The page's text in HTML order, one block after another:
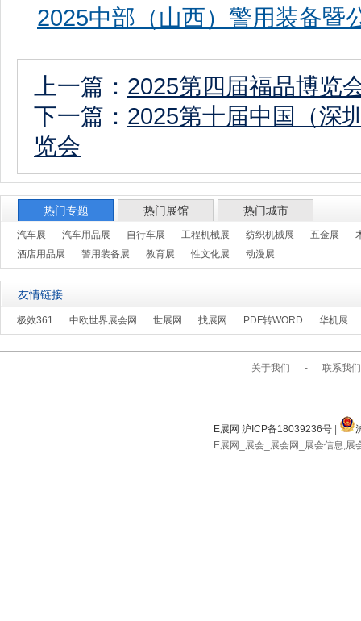
2025中部（山西）警用装备暨
上一篇： 2025第四届福品博览
下一篇： 2025第十届中国（深
览会
热门专题 热门展馆 热门城市
汽车展 汽车用品展 自行车展 工程机械展 纺织机械展 五金展
酒店用品展
警用装备展 教育展 性文化展 动漫展
友情链接
极效361 中欧世界展会网 世展网 找展网 PDF转WORD 华机展
关于我们 - 联系我们
E展网 沪ICP备18039236号
E展网_展会_展会网_展会信息,展